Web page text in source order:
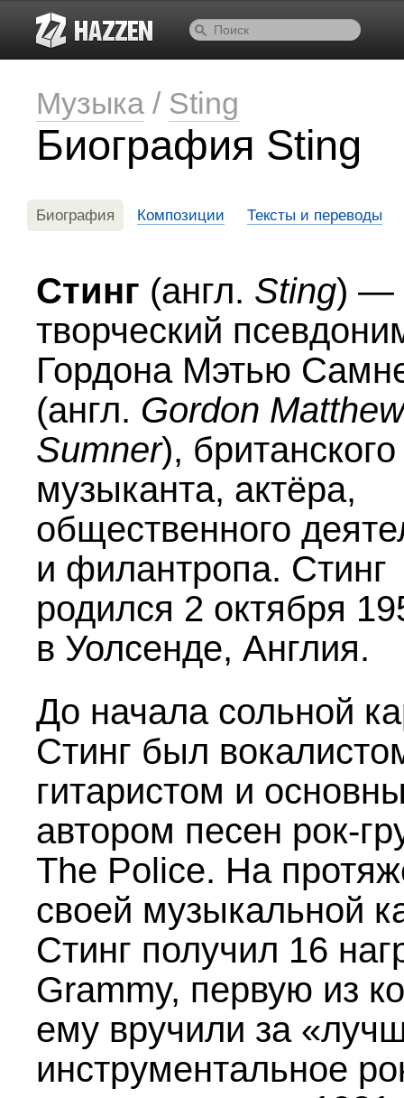
Музыка / Sting
Биография Sting
Биография Композиции Тексты и переводы
Стинг (англ. Sting) —
творческий
Гордона Мэтью
(англ. Gordon Matthew
Sumner), британского
музыканта, актёра,
общественного
и филантропа. Стинг
родился 2 октября
в Уолсенде, Англия.
До начала сольной
Стинг был
гитаристом и
автором песен рок-
The Police. На
своей музыкальной
Стинг получил 16
Grammy, первую из
ему вручили за
инструментальное